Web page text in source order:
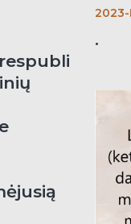
2023-
.